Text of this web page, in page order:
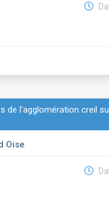
de l'agglomération creil
Oise